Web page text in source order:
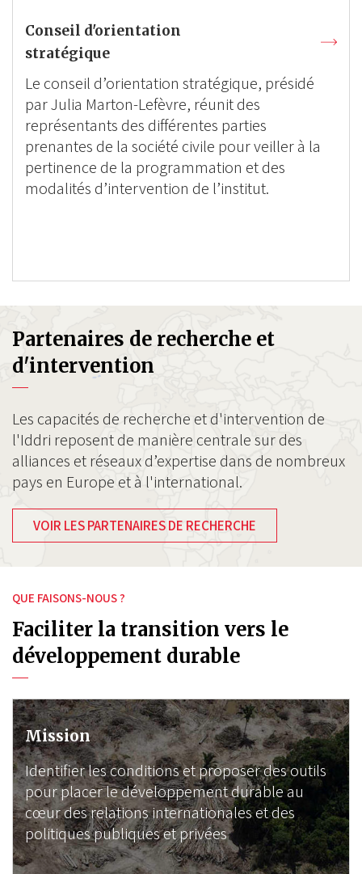
Conseil d'orientation
stratégique
Le conseil d’orientation stratégique, présidé
par Julia Marton-Lefèvre, réunit des
représentants des différentes parties
prenantes de la société civile pour veiller à la
pertinence de la programmation et des
modalités d’intervention de l’institut.
Partenaires de recherche et
d'intervention
Les capacités de recherche et d'intervention de
l'Iddri reposent de manière centrale sur des
alliances et réseaux d’expertise dans de nombreux
pays en Europe et à l'international.
VOIR LES PARTENAIRES DE RECHERCHE
QUE FAISONS-NOUS ?
Faciliter la transition vers le
développement durable
Mission
Identifier les conditions et proposer des outils
pour placer le développement durable au
cœur des relations internationales et des
politiques publiques et privées